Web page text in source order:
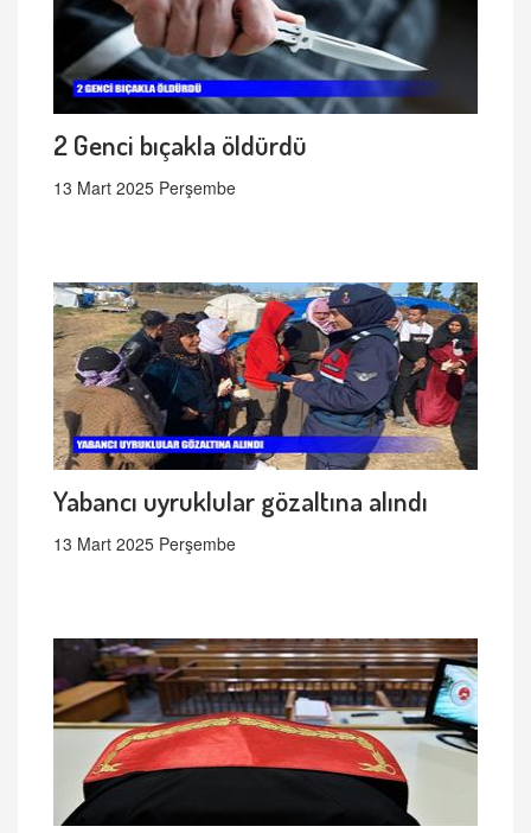
2 Genci bıçakla öldürdü
13 Mart 2025 Perşembe
Yabancı uyruklular gözaltına alındı
13 Mart 2025 Perşembe